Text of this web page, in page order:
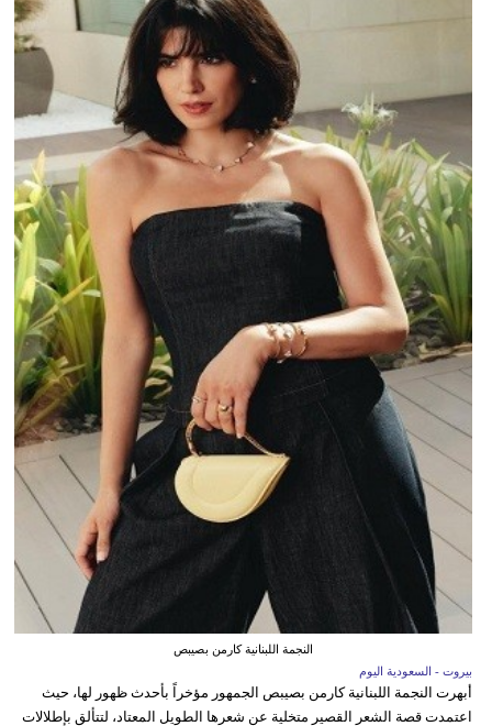
النجمة اللبنانية كارمن بصيبص
بيروت - السعودية اليوم
أبهرت النجمة اللبنانية كارمن بصيبص الجمهور مؤخراً بأحدث ظهور لها، حيث
اعتمدت قصة الشعر القصير متخلية عن شعرها الطويل المعتاد، لتتألق بإطلالات